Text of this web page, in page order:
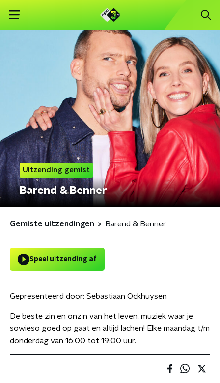
Uitzending gemist
Barend & Benner
Gemiste uitzendingen Barend & Benner
Speel uitzending af
Gepresenteerd door: Sebastiaan Ockhuysen
De beste zin en onzin van het leven, muziek waar je
sowieso goed op gaat en altijd lachen! Elke maandag t/m
donderdag van 16:00 tot 19:00 uur.